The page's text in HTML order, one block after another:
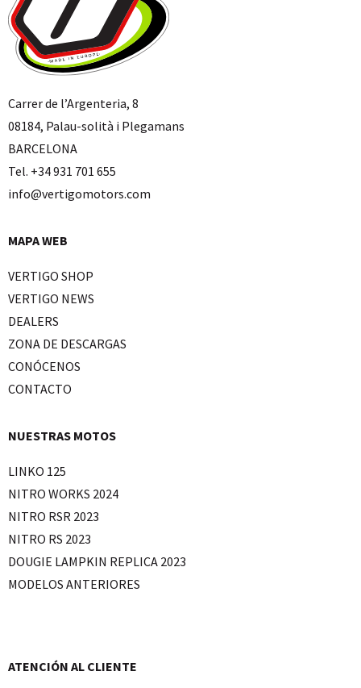
Carrer de l’Argenteria, 8
08184, Palau-solità i Plegamans
BARCELONA
Tel. +34 931 701 655
info@vertigomotors.com
MAPA WEB
VERTIGO SHOP
VERTIGO NEWS
DEALERS
ZONA DE DESCARGAS
CONÓCENOS
CONTACTO
NUESTRAS MOTOS
LINKO 125
NITRO WORKS 2024
NITRO RSR 2023
NITRO RS 2023
DOUGIE LAMPKIN REPLICA 2023
MODELOS ANTERIORES
ATENCIÓN AL CLIENTE